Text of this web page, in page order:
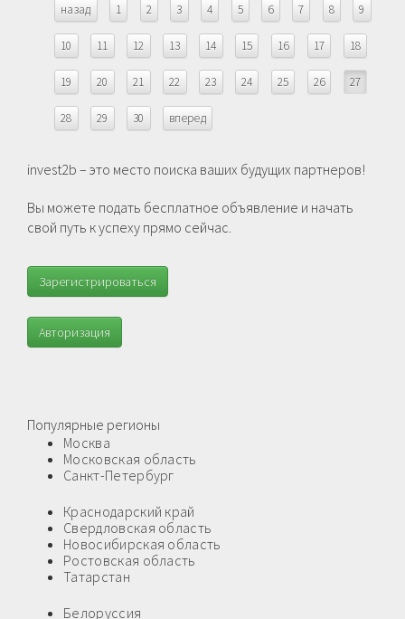
назад 1 2 3 4 5 6 7 8 9
10 11 12 13 14 15 16 17 18
19 20 21 22 23 24 25 26 27
28 29 30 вперед
invest2b – это место поиска ваших будущих партнеров!
Вы можете подать бесплатное объявление и начать
свой путь к успеху прямо сейчас.
Зарегистрироваться
Авторизация
Популярные регионы
Москва
Московская область
Санкт-Петербург
Краснодарский край
Свердловская область
Новосибирская область
Ростовская область
Татарстан
Белоруссия